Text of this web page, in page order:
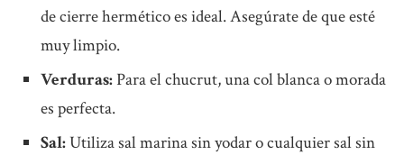
de cierre hermético es ideal. Asegúrate de que esté
muy limpio.
Verduras: Para el chucrut, una col blanca o morada
es perfecta.
Sal: Utiliza sal marina sin yodar o cualquier sal sin